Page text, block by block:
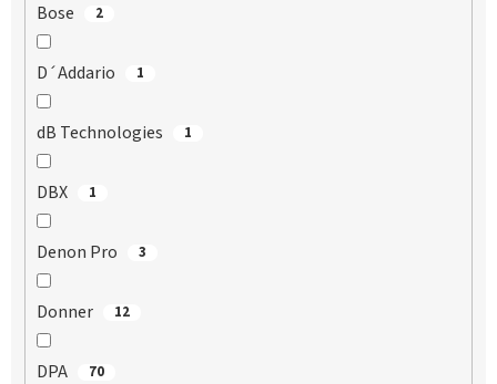
Bose 2
D´Addario 1
dB Technologies 1
DBX 1
Denon Pro 3
Donner 12
DPA 70